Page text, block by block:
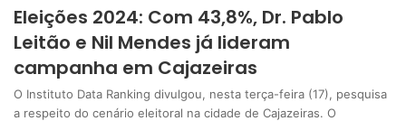
Eleições 2024: Com 43,8%, Dr. Pablo
Leitão e Nil Mendes já lideram
campanha em Cajazeiras
O Instituto Data Ranking divulgou, nesta terça-feira (17), pesquisa
a respeito do cenário eleitoral na cidade de Cajazeiras. O